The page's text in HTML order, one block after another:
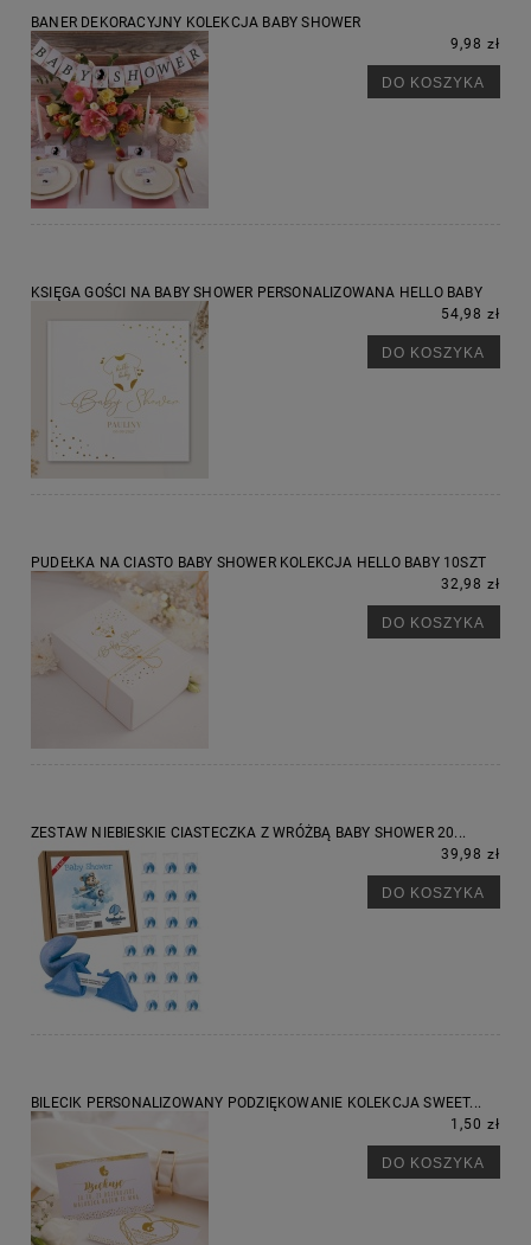
BANER DEKORACYJNY KOLEKCJA BABY SHOWER
9,98 zł
DO KOSZYKA
KSIĘGA GOŚCI NA BABY SHOWER PERSONALIZOWANA HELLO BABY
54,98 zł
DO KOSZYKA
PUDEŁKA NA CIASTO BABY SHOWER KOLEKCJA HELLO BABY 10SZT
32,98 zł
DO KOSZYKA
ZESTAW NIEBIESKIE CIASTECZKA Z WRÓŻBĄ BABY SHOWER 20...
39,98 zł
DO KOSZYKA
BILECIK PERSONALIZOWANY PODZIĘKOWANIE KOLEKCJA SWEET...
1,50 zł
DO KOSZYKA